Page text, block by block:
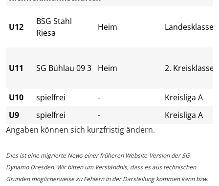
U12
BSG Stahl
Riesa
Heim Landesklasse
U11 SG Bühlau 09 3 Heim 2. Kreisklasse
U10 spielfrei -
Kreisliga A
U9
spielfrei -
Kreisliga A
Angaben können sich kurzfristig ändern.
Dies ist eine migrierte News einer früheren Website-Version der SG
Dynamo Dresden. Wir bitten um Verständnis, dass es aus technischen
Gründen möglicherweise zu Fehlern in der Darstellung kommen kann bzw.